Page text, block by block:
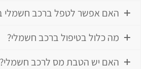
האם אפשר לטפל ברכב חשמלי
מה כלול בטיפול ברכב חשמלי?
האם יש הטבת מס לרכב חשמלי?